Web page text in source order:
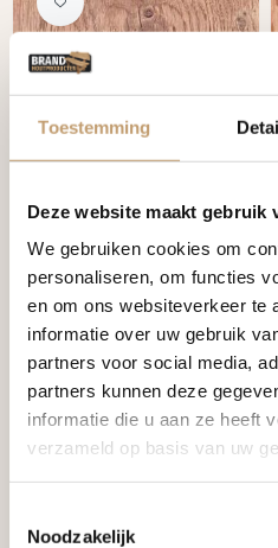
Toestemming
Deze website maakt gebruik
We gebruiken cookies om
personaliseren, om functies
en om ons websiteverkeer te
informatie over uw gebruik
partners voor social media,
partners kunnen deze
informatie die u aan ze heeft
verzameld op basis van uw
Noodzakelijk
Op voorraad
Houtolie
Bankirai
Intensief
Normale prijs:
€
Bekijk product